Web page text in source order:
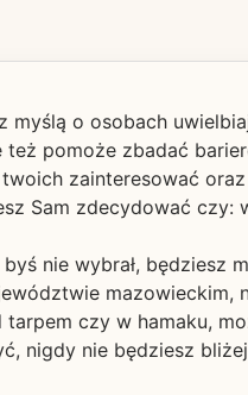
myślą o osobach
pomoże zbadać
zainteresować
Sam zdecydować
nie wybrał, będziesz
mazowieckim,
czy w hamaku,
nigdy nie będziesz